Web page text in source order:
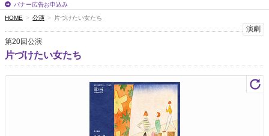
e
n
a
v
i
g
バナー広告お申込み
i
g
HOME 公演 片づけたい女たち
演劇
第20回公演
片づけたい女たち